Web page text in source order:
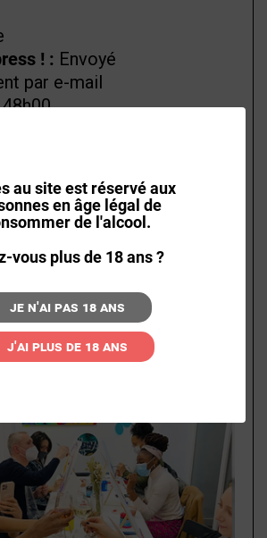
au site est réservé aux
en âge légal de
de l'alcool.
vous plus de 18 ans ?
Je n'ai pas 18 ans
J'ai plus de 18 ans
PEINTURE ET
2
- PARIS
! : Envoyé
par e-mail